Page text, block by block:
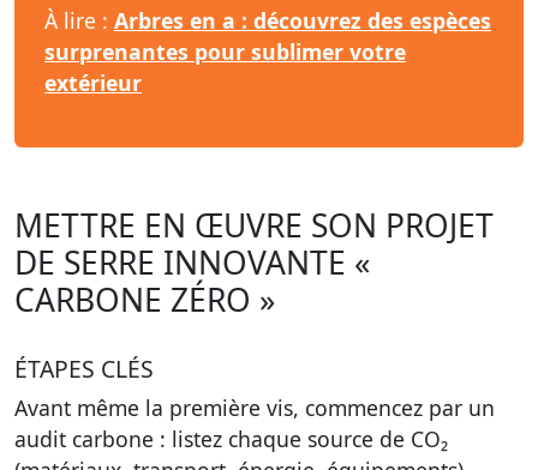
À lire : Arbres en a : découvrez des espèces
surprenantes pour sublimer votre
extérieur
METTRE EN ŒUVRE SON PROJET
DE SERRE INNOVANTE «
CARBONE ZÉRO »
ÉTAPES CLÉS
Avant même la première vis, commencez par un
audit carbone : listez chaque source de CO₂